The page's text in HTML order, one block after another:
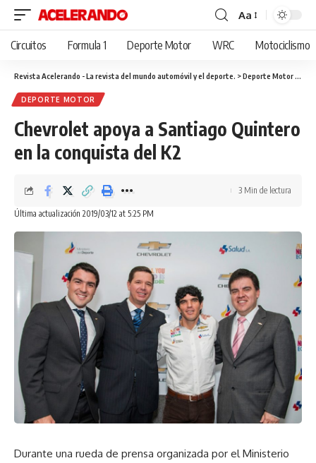
Cambiar
tamaño
fuente
Aa
Circuitos Formula 1 Deporte Motor WRC Motociclismo
Revista Acelerando - La revista del mundo automóvil y el deporte. >Deporte Motor
DEPORTE MOTOR
Chevrolet apoya a Santiago Quintero
en la conquista del K2
Última actualización 2019/03/12 at 5:25 PM
3 Min de lectura
Durante una rueda de prensa organizada por el Ministerio